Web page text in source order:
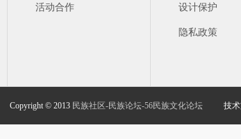
活动合作 设计保护
隐私政策
Copyright © 2013 民族社区-民族论坛-56民族文化论坛 技术